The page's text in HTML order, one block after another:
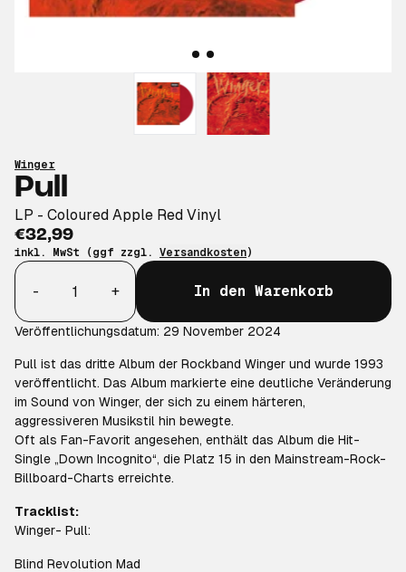
Winger
Pull
LP - Coloured Apple Red Vinyl
€32,99
inkl. MwSt (ggf zzgl. Versandkosten)
Anzahl
-
+ In den Warenkorb
Veröffentlichungsdatum: 29 November 2024
Pull ist das dritte Album der Rockband Winger und wurde 1993
veröffentlicht. Das Album markierte eine deutliche Veränderung
im Sound von Winger, der sich zu einem härteren,
aggressiveren Musikstil hin bewegte.
Oft als Fan-Favorit angesehen, enthält das Album die Hit-
Single „Down Incognito“, die Platz 15 in den Mainstream-Rock-
Billboard-Charts erreichte.
Tracklist:
Winger- Pull:
Blind Revolution Mad